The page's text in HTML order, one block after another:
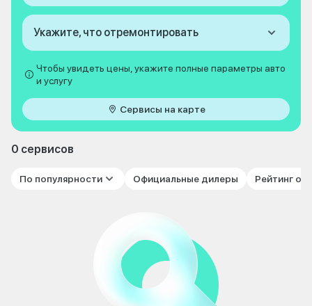
Укажите, что отремонтировать
Чтобы увидеть цены, укажите полные параметры авто
и услугу
Сервисы на карте
0 сервисов
По популярности Официальные дилеры Рейтинг